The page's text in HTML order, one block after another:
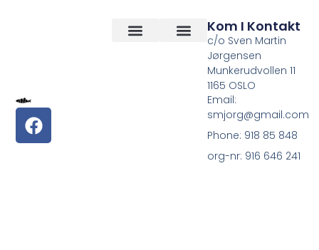
Kom I Kontakt
c/o Sven Martin
Jørgensen
Munkerudvollen 11
1165 OSLO
Email:
smjorg@gmail.com
Phone: 918 85 848
org-nr: 916 646 241